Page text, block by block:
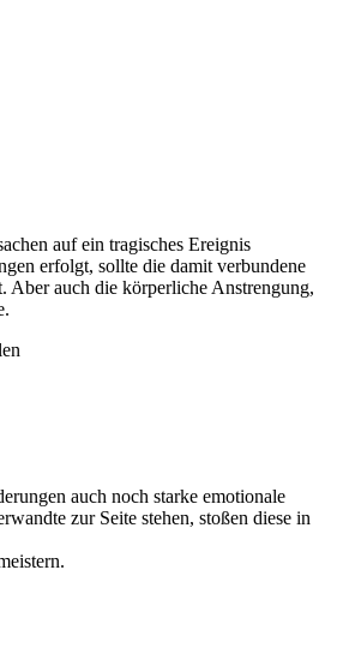
auf ein tragisches Ereignis
erfolgt, sollte die damit verbundene
Aber auch die körperliche Anstrengung,
auch noch starke emotionale
zur Seite stehen, stoßen diese in